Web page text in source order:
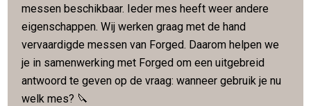
Lemmetdikte is 2 mm
Slijphoek van 18 graden
Gewicht van 190 gram
Met de hand gesmeed in 5 lagen
Verpakt in een luxe houten kistje
messen beschikbaar. Ieder mes heeft weer andere
eigenschappen. Wij werken graag met de hand
vervaardigde messen van Forged. Daarom helpen we
je in samenwerking met Forged om een uitgebreid
antwoord te geven op de vraag: wanneer gebruik je nu
welk mes? 🔪